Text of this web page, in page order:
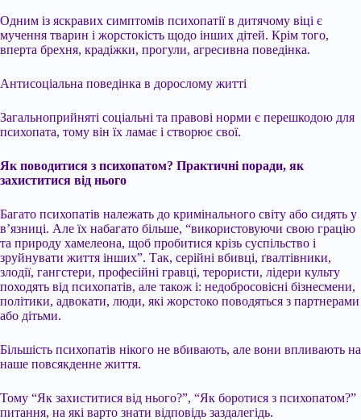
Одним із яскравих симптомів психопатії в дитячому віці є
мучення тварин і жорстокість щодо інших дітей. Крім того,
вперта брехня, крадіжки, прогули, агресивна поведінка.
Антисоціальна поведінка в дорослому житті
Загальноприйняті соціальні та правові норми є перешкодою для
психопата, тому він їх ламає і створює свої.
Як поводитися з психопатом? Практичні поради, як
захиститися від нього
Багато психопатів належать до кримінального світу або сидять у
в’язниці. Але їх набагато більше, “використовуючи свою грацію
та природу хамелеона, щоб пробитися крізь суспільство і
зруйнувати життя інших”. Так, серійні вбивці, ґвалтівники,
злодії, гангстери, професійні гравці, терористи, лідери культу
походять від психопатів, але також і: недобросовісні бізнесмени,
політики, адвокати, люди, які жорстоко поводяться з партнерами
або дітьми.
Більшість психопатів нікого не вбивають, але вони впливають на
наше повсякденне життя.
Тому “Як захиститися від нього?”, “Як боротися з психопатом?”
питання, на які варто знати відповідь заздалегідь.